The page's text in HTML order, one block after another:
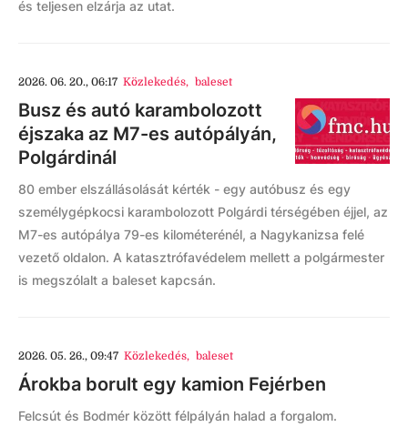
és teljesen elzárja az utat.
2026. 06. 20., 06:17 Közlekedés, baleset
Busz és autó karambolozott
éjszaka az M7-es autópályán,
Polgárdinál
80 ember elszállásolását kérték - egy autóbusz és egy
személygépkocsi karambolozott Polgárdi térségében éjjel, az
M7-es autópálya 79-es kilométerénél, a Nagykanizsa felé
vezető oldalon. A katasztrófavédelem mellett a polgármester
is megszólalt a baleset kapcsán.
2026. 05. 26., 09:47 Közlekedés, baleset
Árokba borult egy kamion Fejérben
Felcsút és Bodmér között félpályán halad a forgalom.